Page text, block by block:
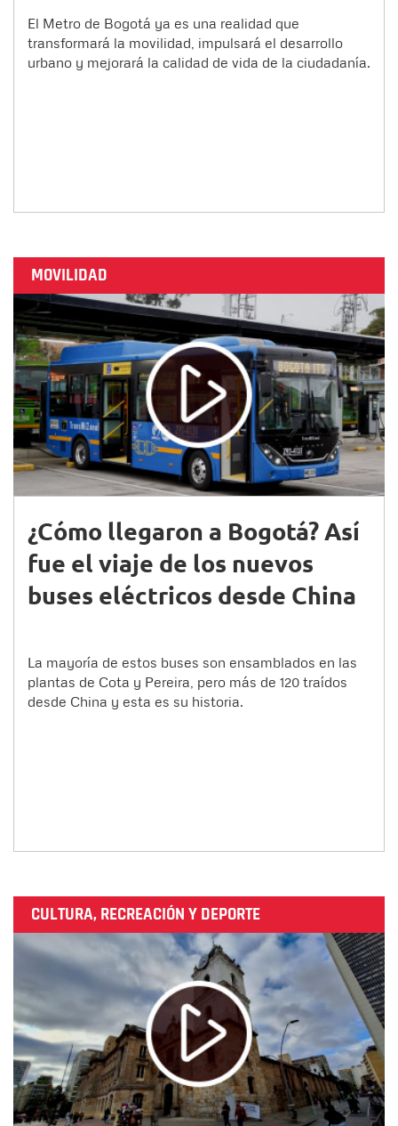
El Metro de Bogotá ya es una realidad que
transformará la movilidad, impulsará el desarrollo
urbano y mejorará la calidad de vida de la ciudadanía.
MOVILIDAD
¿Cómo llegaron a Bogotá? Así
fue el viaje de los nuevos
buses eléctricos desde China
La mayoría de estos buses son ensamblados en las
plantas de Cota y Pereira, pero más de 120 traídos
desde China y esta es su historia.
CULTURA, RECREACIÓN Y DEPORTE